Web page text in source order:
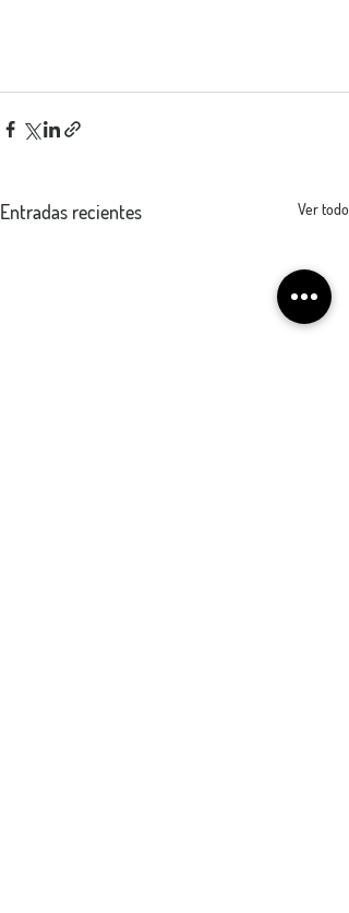
Entradas recientes Ver todo